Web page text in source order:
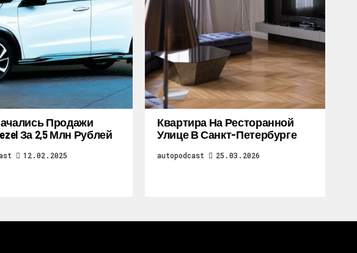
Продажи
За 2,5 Млн Рублей
12.02.2025
Квартира На Ресторанной
Улице В Санкт-Петербурге
autopodcast 25.03.2026